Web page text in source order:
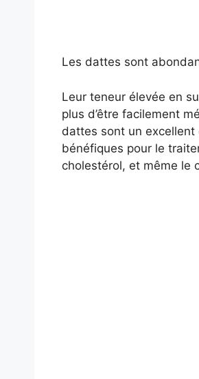
Les dattes sont
Leur teneur élevée en
plus d’être facilement
dattes sont un
bénéfiques pour le
cholestérol, et même le